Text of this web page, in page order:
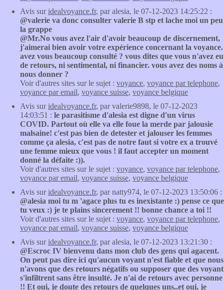
Avis suridealvoyance.fr, par alesia, le 07-12-2023 14:25:22 :
@valerie va donc consulter valerie B stp et lache moi un peu
la grappe
@Mr.No vous avez l'air d'avoir beaucoup de discernement,
j'aimerai bien avoir votre expérience concernant la voyance.
avez vous beaucoup consulté ? vous dites que vous n'avez eu
de retours, ni sentimental, ni financier. vous avez des noms à
nous donner ?
Voir d'autres sites sur le sujet : voyance, voyance par telephone,
voyance par email, voyance suisse, voyance belgique
Avis suridealvoyance.fr, par valerie9898, le 07-12-2023
14:03:51 : le parasitisme d'alesia est digne d'un virus
COVID. Partout où elle va elle foue la merde par jalousie
malsaine! c'est pas bien de detester et jalouser les femmes
comme ça alesia, c'est pas de notre faut si votre ex a trouvé
une femme mieux que vous ! il faut accepter un moment
donné la défaite :)).
Voir d'autres sites sur le sujet : voyance, voyance par telephone,
voyance par email, voyance suisse, voyance belgique
Avis suridealvoyance.fr, par natty974, le 07-12-2023 13:50:06 :
@alesia moi tu m 'agace plus tu es inexistante :) pense ce que
tu veux :) je te plains sincerement !! bonne chance a toi !!
Voir d'autres sites sur le sujet : voyance, voyance par telephone,
voyance par email, voyance suisse, voyance belgique
Avis suridealvoyance.fr, par alesia, le 07-12-2023 13:21:30 :
@Escroc IV bienvenu dans mon club des gens qui agacent.
On peut pas dire ici qu'aucun voyant n'est fiable et que nous
n'avons que des retours négatifs ou supposer que des voyant
s'infiltrent sans être insulté. Je n'ai de retours avec personne
!! Et oui, je doute des retours de quelques uns..et oui, je